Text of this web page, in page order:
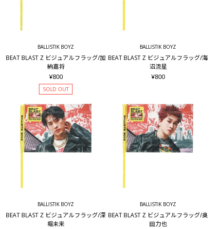
BALLISTIK BOYZ
BEAT BLAST Z ビジュアルフラッグ/加
納嘉将
¥800
SOLD OUT
BALLISTIK BOYZ
BEAT BLAST Z ビジュアルフラッグ/海
沼流星
¥800
BALLISTIK BOYZ
BEAT BLAST Z ビジュアルフラッグ/深
堀未来
BALLISTIK BOYZ
BEAT BLAST Z ビジュアルフラッグ/奥
田力也